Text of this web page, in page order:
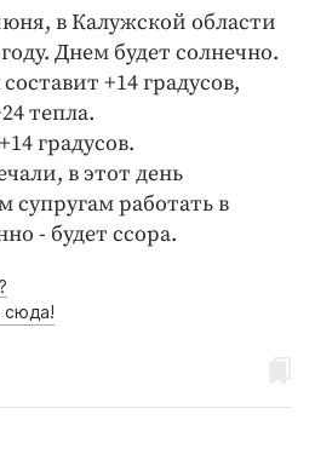
в Калужской области
Днем будет солнечно.
+14 градусов,
тепла.
градусов.
в этот день
супругам работать в
- будет ссора.
сюда!